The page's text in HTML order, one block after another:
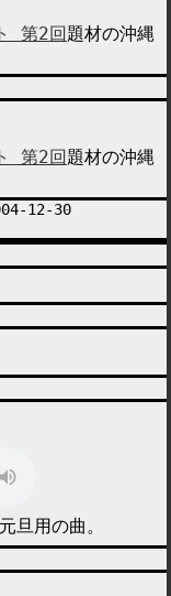
第2回題材の沖縄
第2回題材の沖縄
12-30
用の曲。